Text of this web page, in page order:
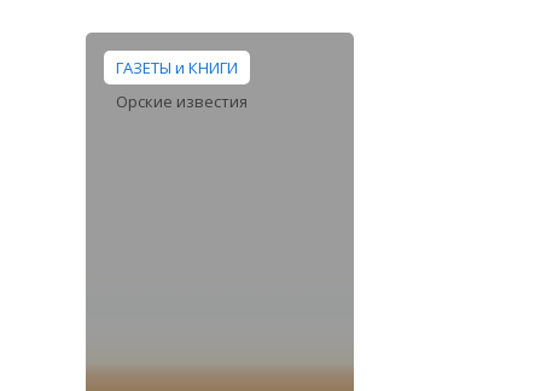
ГАЗЕТЫ и КНИГИ
Орские известия